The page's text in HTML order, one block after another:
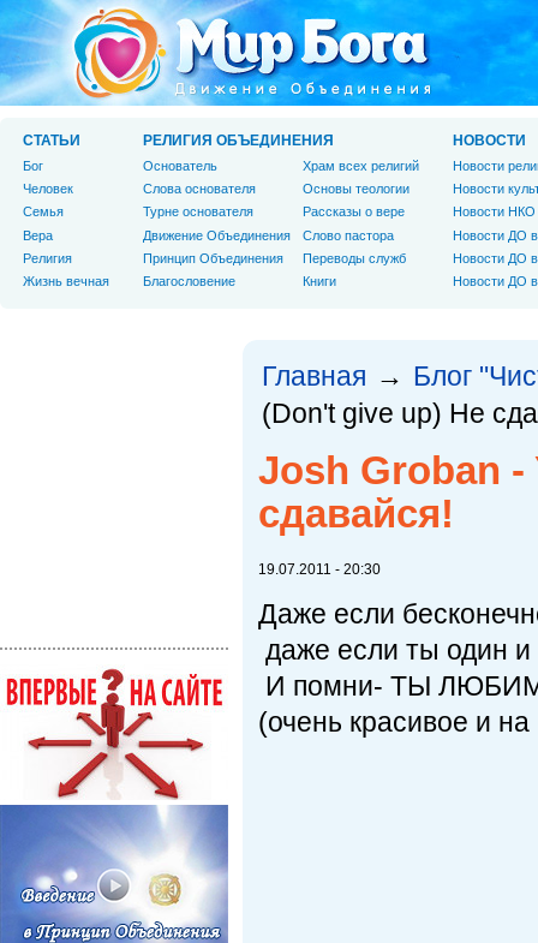
Главная → Блог
(Don't give up) Не
Josh Groban -
сдавайся!
19.07.2011 - 20:30
Даже если
даже если ты один и
И помни- ТЫ
(очень красивое и
СТАТЬИ
Бог
Человек
Cемья
Вера
Религия
Жизнь вечная
РЕЛИГИЯ ОБЪЕДИНЕНИЯ
Основатель
Слова основателя
Турне основателя
Движение Объединения
Принцип Объединения
Благословение
Храм всех религий
Основы теологии
Рассказы о вере
Слово пастора
Переводы служб
Книги
НОВОСТИ
Новости
Новости
Новости НКО
Новости ДО
Новости ДО
Новости ДО